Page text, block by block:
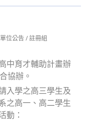
位公告/註冊組
中育才輔助計畫辦
協辦。
入學之高三學生及
之高一、高二學生
動：